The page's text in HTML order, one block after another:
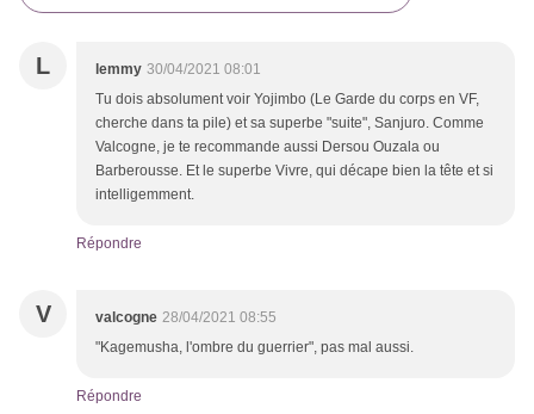
L lemmy 30/04/2021 08:01
Tu dois absolument voir Yojimbo (Le Garde du corps en VF,
cherche dans ta pile) et sa superbe "suite", Sanjuro. Comme
Valcogne, je te recommande aussi Dersou Ouzala ou
Barberousse. Et le superbe Vivre, qui décape bien la tête et si
intelligemment.
Répondre
V valcogne 28/04/2021 08:55
"Kagemusha, l'ombre du guerrier", pas mal aussi.
Répondre